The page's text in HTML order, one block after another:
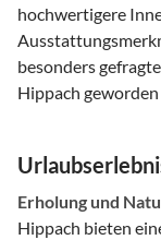
hochwertigere
besonders
Hippach
Erholung und
Hippach bieten